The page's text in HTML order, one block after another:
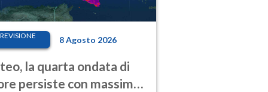
8 Agosto 2026
la quarta ondata di
persiste con massime